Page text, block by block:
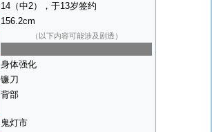
14（中2），于13岁签约
156.2cm
（以下内容可能涉及剧透）
身体强化
镰刀
背部
鬼灯市